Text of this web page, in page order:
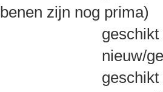
benen zijn nog prima)
geschikt voor
nieuw/
geschikt voor